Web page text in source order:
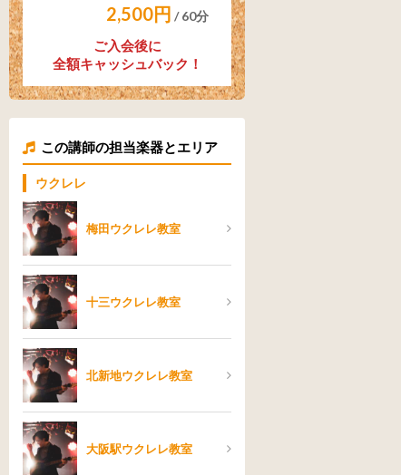
2,500円 / 60分
ご入会後に
全額キャッシュバック！
この講師の担当楽器とエリア
ウクレレ
梅田ウクレレ教室
十三ウクレレ教室
北新地ウクレレ教室
大阪駅ウクレレ教室